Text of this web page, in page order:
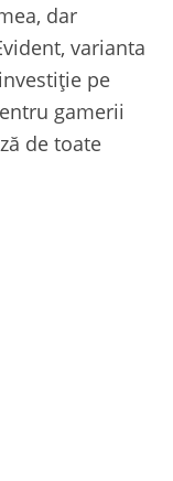
dar
varianta
pe
gamerii
de toate